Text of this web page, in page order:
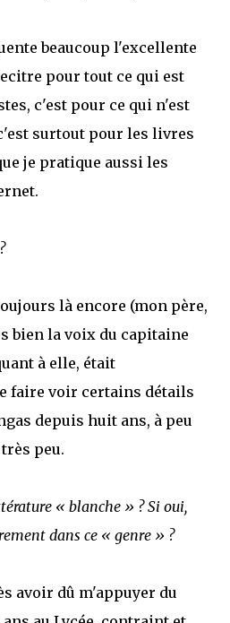
beaucoup l'excellente
pour tout ce qui est
c'est pour ce qui n'est
surtout pour les livres
je pratique aussi les
là encore (mon père,
bien la voix du capitaine
à elle, était
faire voir certains détails
depuis huit ans, à peu
peu.
« blanche » ? Si oui,
dans ce « genre » ?
avoir dû m'appuyer du